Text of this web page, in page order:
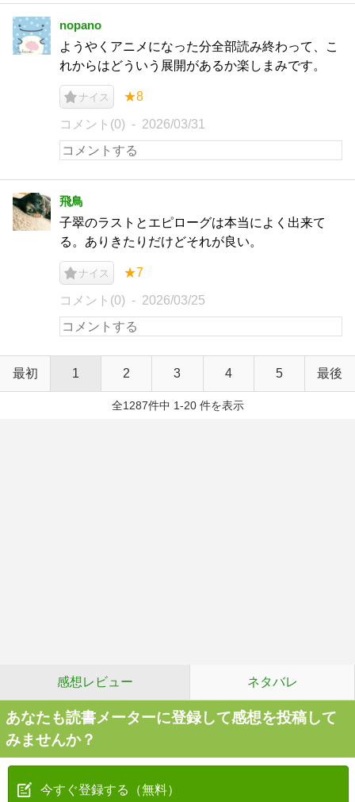
nopano
ようやくアニメになった分全部読み終わって、こ
れからはどういう展開があるか楽しまみです。
ナイス ★8
コメント(0) 2026/03/31
飛鳥
子翠のラストとエピローグは本当によく出来て
る。ありきたりだけどそれが良い。
ナイス ★7
コメント(0) 2026/03/25
最初 1 2 3 4 5 最後
全1287件中 1-20 件を表示
感想レビュー ネタバレ
あなたも読書メーターに登録して感想を投稿して
みませんか？
今すぐ登録する（無料）